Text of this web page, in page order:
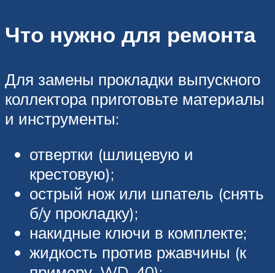
Что нужно для ремонта
Для замены прокладки выпускного
коллектора приготовьте материалы
и инструменты:
отвертки (шлицевую и
крестовую);
острый нож или шпатель (снять
б/у прокладку);
накидные ключи в комплекте;
жидкость против ржавчины (к